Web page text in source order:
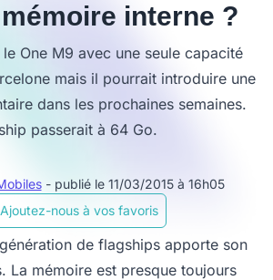
interne ?
One M9 avec une seule capacité
mais il pourrait introduire une
dans les prochaines semaines.
passerait à 64 Go.
- publié le 11/03/2015 à 16h05
Ajoutez-nous à vos favoris
de flagships apporte son
La mémoire est presque toujours